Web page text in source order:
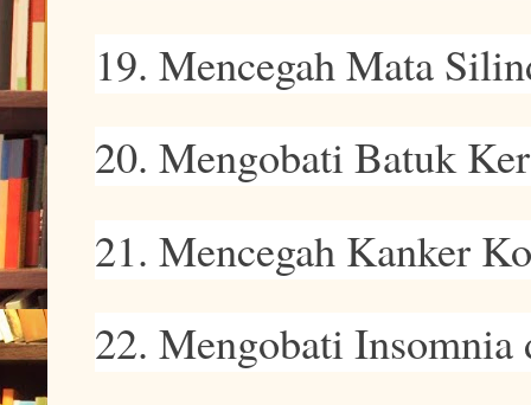
19. Mencegah Mata
20. Mengobati Batuk
21. Mencegah Kanker
22. Mengobati Insomnia